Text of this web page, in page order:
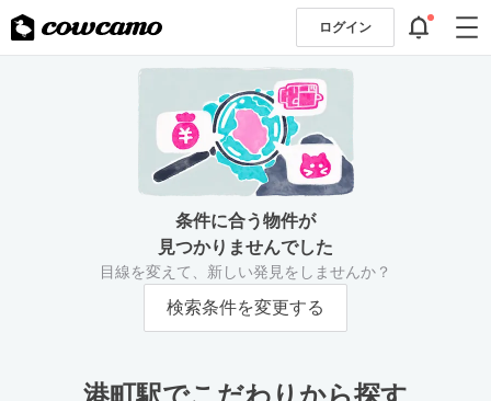
ログイン
条件に合う物件が
見つかりませんでした
目線を変えて、新しい発見をしませんか？
検索条件を変更する